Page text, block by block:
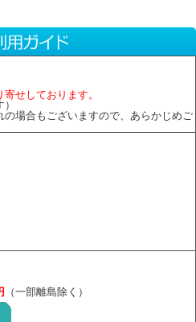
寄せしております。
の場合もございますので、あらかじめご
（一部離島除く）